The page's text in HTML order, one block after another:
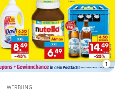
1
WERBUNG